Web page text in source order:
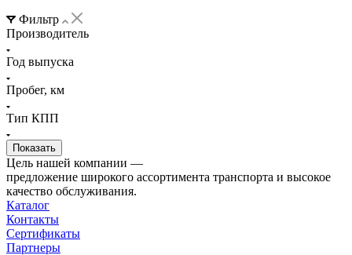
Фильтр
Производитель
Год выпуска
Пробег, км
Тип КПП
Цель нашей компании —
предложение широкого ассортимента транспорта и высокое
качество обслуживания.
Каталог
Контакты
Сертификаты
Партнеры